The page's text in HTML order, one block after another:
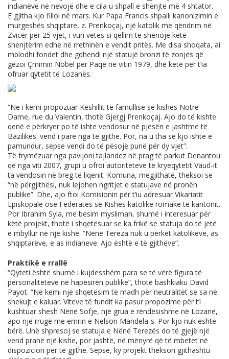
indianëve në nevojë dhe e cila u shpall e shenjtë më 4 shtator.
E gjitha kjo filloi në mars. Kur Papa Francis shpalli kanonizimin e
murgeshës shqiptare, z. Prenkoçaj, një katolik me qëndrim në
Zvicër për 25 vjet, i vuri vetes si qëllim të shënojë këtë
shenjtërim edhe në rrethinën e vendit pritës. Me disa shoqata, ai
mblodhi fondet dhe gdhendi një statujë bronzi të zonjës që
gëzoi Çmimin Nobel për Paqe në vitin 1979, dhe këtë për t’ia
ofruar qytetit të Lozanës.
“Ne i kemi propozuar Këshillit të famullisë së kishës Notre-
Dame, rue du Valentin, thotë Gjergj Prenkoçaj. Ajo do të kishte
qenë e përkryer po të ishte vendosur në pjesën e jashtme të
Bazilikës: vend i parë nga të gjithë. Por, na u tha se kjo ishte e
pamundur, sepse vendi do të pësojë punë për dy vjet”.
Të frymëzuar nga pavijoni tajlandez në prag të parkut Denantou
që nga viti 2007, grupi u ofroi autoriteteve të kryeqytetit Vaud-it
ta vendosin në breg të liqenit. Komuna, megjithatë, theksoi se
“në përgjithësi, nuk lejohen ngritjet e statujave në pronën
publike”. Dhe, ajo ftoi Komisionin për t’iu adresuar Vikariatit
Episkopale ose Federatës së Kishës katolike romake të kantonit.
Por Ibrahim Syla, me besim mysliman, shumë i interesuar për
këtë projekt, thotë i shqetësuar se ka frikë se statuja do të jetë
e mbyllur në një kishë. “Nënë Tereza nuk u përket katolikëve, as
shqiptarëve, e as indianeve. Ajo është e të gjithëve”.
Praktikë e rrallë
“Qyteti është shumë i kujdesshëm para se të vërë figura të
personaliteteve në hapësirën publike”, thotë bashkiaku David
Payot. “Ne kemi një shqetësim të madh për neutralitet se sa në
shekujt e kaluar. Viteve të fundit ka pasur propozime për t’i
kushtuar shesh Nënë Sofje, një grua e rëndësishme në Lozanë,
apo një rrugë me emrin e Nelson Mandela-s. Por kjo nuk është
bërë. Unë shpresoj se statuja e Nënë Terezës do të gjejë një
vend pranë një kishe, por jashtë, në mënyrë që të mbetet në
dispozicion për të gjithë. Sepse, ky projekt thekson gjithashtu